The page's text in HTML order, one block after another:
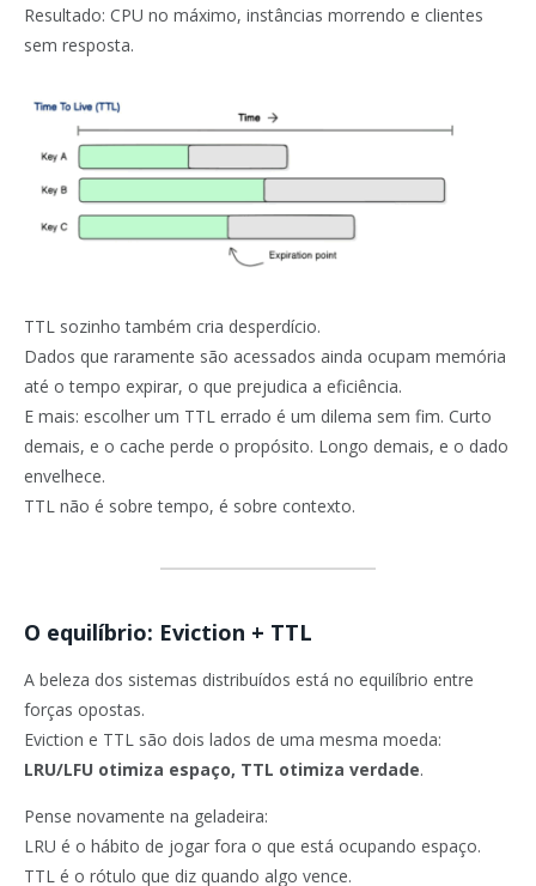
Resultado: CPU no máximo, instâncias morrendo e clientes
sem resposta.
TTL sozinho também cria desperdício.
Dados que raramente são acessados ainda ocupam memória
até o tempo expirar, o que prejudica a eficiência.
E mais: escolher um TTL errado é um dilema sem fim. Curto
demais, e o cache perde o propósito. Longo demais, e o dado
envelhece.
TTL não é sobre tempo, é sobre contexto.
O equilíbrio: Eviction + TTL
A beleza dos sistemas distribuídos está no equilíbrio entre
forças opostas.
Eviction e TTL são dois lados de uma mesma moeda:
LRU/LFU otimiza espaço, TTL otimiza verdade.
Pense novamente na geladeira:
LRU é o hábito de jogar fora o que está ocupando espaço.
TTL é o rótulo que diz quando algo vence.